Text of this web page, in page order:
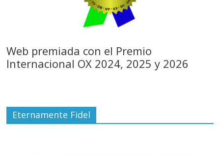
Web premiada con el Premio
Internacional OX 2024, 2025 y 2026
Eternamente Fidel